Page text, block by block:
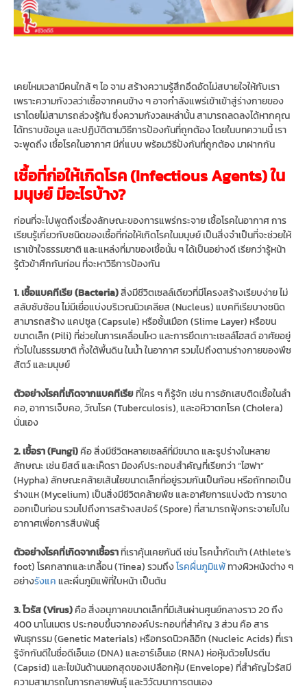
เคยไหมเวลามีคนใกล้ ๆ ไอ จาม สร้างความรู้สึกอึดอัดไม่สบายใจให้กับเรา
เพราะความกังวลว่าเชื้อจากคนข้าง ๆ อาจกำลังแพร่เข้าเข้าสู่ร่างกายของ
เราโดยไม่สามารถล่วงรู้ทัน ซึ่งความกังวลเหล่านั้น สามารถลดลงได้หากคุณ
ได้ทราบข้อมูล และปฏิบัติตามวิธีการป้องกันที่ถูกต้อง โดยในบทความนี้ เรา
จะพูดถึง เชื้อโรคในอากาศ มีกี่แบบ พร้อมวิธีป้งกันที่ถูกต้อง มาฝากกัน
เชื้อที่ก่อให้เกิดโรค (Infectious Agents) ใน
มนุษย์ มีอะไรบ้าง?
ก่อนที่จะไปพูดถึงเรื่องลักษณะของการแพร่กระจาย เชื้อโรคในอากาศ การ
เรียนรู้เกี่ยวกับชนิดของเชื้อที่ก่อให้เกิดโรคในมนุษย์ เป็นสิ่งจำเป็นที่จะช่วยให้
เราเข้าใจธรรมชาติ และแหล่งที่มาของเชื้อนั้น ๆ ได้เป็นอย่างดี เรียกว่ารู้หน้า
รู้ตัวข้าศึกกันก่อน ที่จะหาวิธีการป้องกัน
1. เชื้อแบคทีเรีย (Bacteria)สิ่งมีชีวิตเซลล์เดียวที่มีโครงสร้างเรียบง่าย ไม่
สลับซับซ้อน ไม่มีเยื่อแบ่งบริเวณนิวเคลียส (Nucleus) แบคทีเรียบางชนิด
สามารถสร้าง แคปซูล (Capsule) หรือชั้นเมือก (Slime Layer) หรือขน
ขนาดเล็ก (Pili) ที่ช่วยในการเคลื่อนไหว และการยึดเกาะเซลล์โฮสต์ อาศัยอยู่
ทั่วไปในธรรมชาติ ทั้งใต้พื้นดิน ในน้ำ ในอากาศ รวมไปถึงตามร่างกายของพืช
สัตว์ และมนุษย์
ตัวอย่างโรคที่เกิดจากแบคทีเรีย ที่ใคร ๆ ก็รู้จัก เช่น การอักเสบติดเชื้อในลำ
คอ, อาการเจ็บคอ, วัณโรค (Tuberculosis), และอหิวาตกโรค (Cholera)
นั่นเอง
2. เชื้อรา (Fungi) คือ สิ่งมีชีวิตหลายเซลล์ที่มีขนาด และรูปร่างในหลาย
ลักษณะ เช่น ยีสต์ และเห็ดรา มีองค์ประกอบสำคัญที่เรียกว่า “ไฮฟา”
(Hypha) ลักษณะคล้ายเส้นใยขนาดเล็กที่อยู่รวมกันเป็นก้อน หรือถักทอเป็น
ร่างแห (Mycelium) เป็นสิ่งมีชีวิตคล้ายพืช และอาศัยการแบ่งตัว การขาด
ออกเป็นท่อน รวมไปถึงการสร้างสปอร์ (Spore) ที่สามารถฟุ้งกระจายไปใน
อากาศเพื่อการสืบพันธุ์
ตัวอย่างโรคที่เกิดจากเชื้อรา ที่เราคุ้นเคยกันดี เช่น โรคน้ำกัดเท้า (Athlete’s
foot) โรคกลากและเกลื้อน (Tinea) รวมถึงโรคผื่นภูมิแพ้ ทางผิวหนังต่าง ๆ
อย่างรังแค และผื่นภูมิแพ้ที่ใบหน้า เป็นต้น
3. ไวรัส (Virus) คือ สิ่งอนุภาคขนาดเล็กที่มีเส้นผ่านศูนย์กลางราว 20 ถึง
400 นาโนเมตร ประกอบขึ้นจากองค์ประกอบที่สำคัญ 3 ส่วน คือ สาร
พันธุกรรม (Genetic Materials) หรือกรดนิวคลิอิก (Nucleic Acids) ที่เรา
รู้จักกันดีในชื่อดีเอ็นเอ (DNA) และอาร์เอ็นเอ (RNA) ห่อหุ้มด้วยโปรตีน
(Capsid) และไขมันด้านนอกสุดของเปลือกหุ้ม (Envelope) ที่สำคัญไวรัสมี
ความสามารถในการกลายพันธุ์ และวิวัฒนาการตนเอง